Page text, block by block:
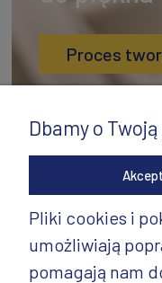
Proces
Dbamy o
Pliki cookies i
umożliwiają
pomagają nam